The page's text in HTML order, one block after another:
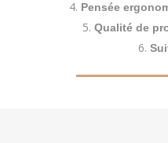
Pensée
Qualité de